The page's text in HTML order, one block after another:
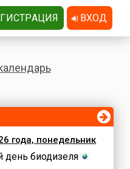
года, понедельник
биодизеля
ВХОД